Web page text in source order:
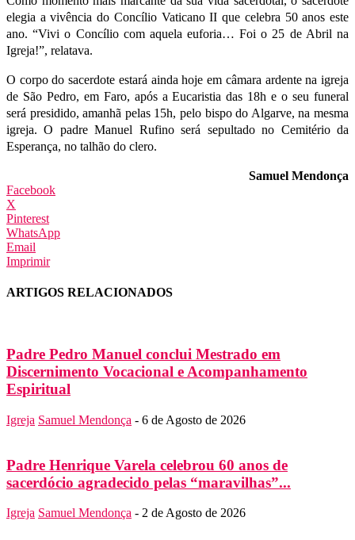
elegia a vivência do Concílio Vaticano II que celebra 50 anos este
ano. “Vivi o Concílio com aquela euforia… Foi o 25 de Abril na
Igreja!”, relatava.
O corpo do sacerdote estará ainda hoje em câmara ardente na igreja
de São Pedro, em Faro, após a Eucaristia das 18h e o seu funeral
será presidido, amanhã pelas 15h, pelo bispo do Algarve, na mesma
igreja. O padre Manuel Rufino será sepultado no Cemitério da
Esperança, no talhão do clero.
Samuel Mendonça
Facebook
X
Pinterest
WhatsApp
Email
Imprimir
ARTIGOS RELACIONADOS
Padre Pedro Manuel conclui Mestrado em
Discernimento Vocacional e Acompanhamento
Espiritual
Igreja Samuel Mendonça - 6 de Agosto de 2026
Padre Henrique Varela celebrou 60 anos de
sacerdócio agradecido pelas “maravilhas”...
Igreja Samuel Mendonça - 2 de Agosto de 2026